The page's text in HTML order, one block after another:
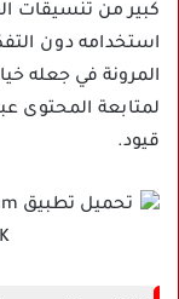
كبير من تنسيقات
استخدامه دون
المرونة في جعله
لمتابعة المحتوى
قيود.